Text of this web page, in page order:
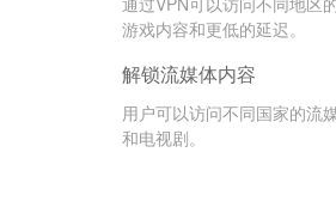
游戏内容和更低的延迟。
解锁流媒体内容
用户可以访问不同国家的流
和电视剧。